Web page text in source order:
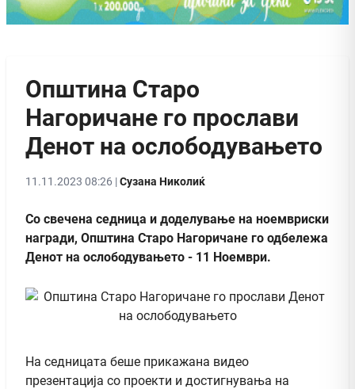
Општина Старо
Нагоричанe го прослави
Денот на ослободувањето
11.11.2023 08:26 |Сузана Николиќ
Со свечена седница и доделување на ноемвриски
награди, Општина Старо Нагоричане го одбележа
Денот на ослободувањето - 11 Ноември.
На седницата беше прикажана видео
презентација со проекти и достигнувања на